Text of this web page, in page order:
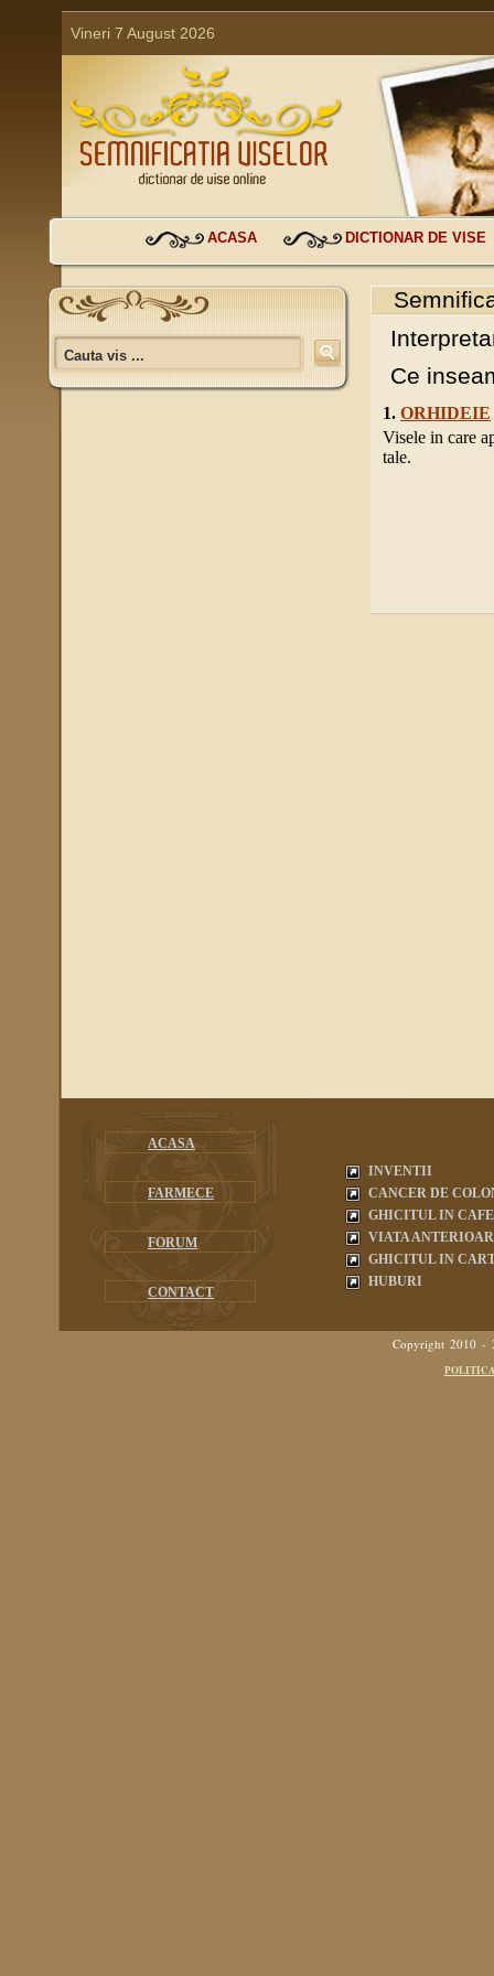
Vineri 7 August 2026
ACASA DICTIONAR DE VISE
Ce
1. ORHIDEIE
Visele in care
tale.
ACASA
FARMECE
FORUM
CONTACT
INVENTII
CANCER DE
GHICITUL IN
VIATA
GHICITUL IN
HUBURI
Copyright 2010